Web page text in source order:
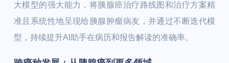
大模型的强大能力，将胰腺癌治疗路线图和治疗方案精
准且系统性地呈现给胰腺肿瘤病友，并通过不断迭代模
型，持续提升AI助手在病历和报告解读的准确率。